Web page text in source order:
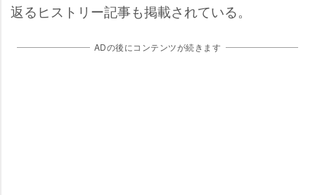
返るヒストリー記事も掲載されている。
ADの後にコンテンツが続きます